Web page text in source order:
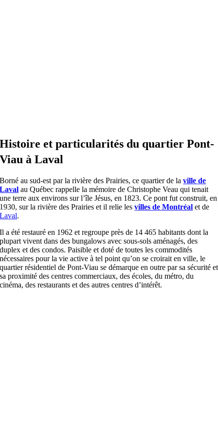
Histoire et particularités du quartier Pont-
Viau à Laval
Borné au sud-est par la rivière des Prairies, ce quartier de laville de
Laval au Québec rappelle la mémoire de Christophe Veau qui tenait
une terre aux environs sur l’île Jésus, en 1823. Ce pont fut construit, en
1930, sur la rivière des Prairies et il relie lesvilles de Montréal et de
Laval.
Il a été restauré en 1962 et regroupe près de 14 465 habitants dont la
plupart vivent dans des bungalows avec sous-sols aménagés, des
duplex et des condos. Paisible et doté de toutes les commodités
nécessaires pour la vie active à tel point qu’on se croirait en ville, le
quartier résidentiel de Pont-Viau se démarque en outre par sa sécurité et
sa proximité des centres commerciaux, des écoles, du métro, du
cinéma, des restaurants et des autres centres d’intérêt.